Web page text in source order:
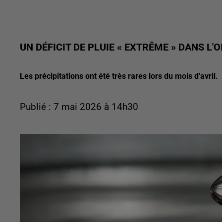
UN DÉFICIT DE PLUIE « EXTRÊME » DANS
Les précipitations ont été très rares lors du mois d'avril.
Publié : 7 mai 2026 à 14h30